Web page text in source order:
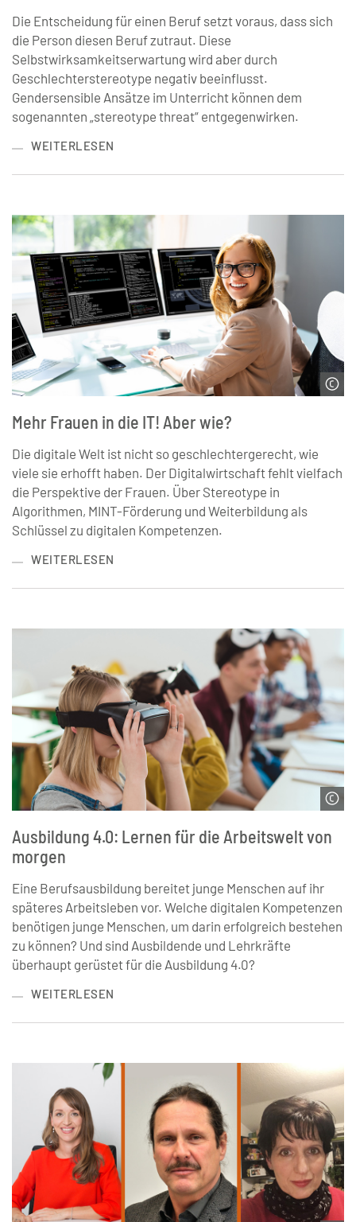
Die Entscheidung für einen Beruf setzt voraus, dass sich
die Person diesen Beruf zutraut. Diese
Selbstwirksamkeitserwartung wird aber durch
Geschlechterstereotype negativ beeinflusst.
Gendersensible Ansätze im Unterricht können dem
sogenannten „stereotype threat“ entgegenwirken.
WEITERLESEN
© AndreyPopov | iStock
Mehr Frauen in die IT! Aber wie?
Die digitale Welt ist nicht so geschlechtergerecht, wie
viele sie erhofft haben. Der Digitalwirtschaft fehlt vielfach
die Perspektive der Frauen. Über Stereotype in
Algorithmen, MINT-Förderung und Weiterbildung als
Schlüssel zu digitalen Kompetenzen.
WEITERLESEN
© LIGHTFIELD STUDIOS | stock.adobe.com
Ausbildung 4.0: Lernen für die Arbeitswelt von
morgen
Eine Berufsausbildung bereitet junge Menschen auf ihr
späteres Arbeitsleben vor. Welche digitalen Kompetenzen
benötigen junge Menschen, um darin erfolgreich bestehen
zu können? Und sind Ausbildende und Lehrkräfte
überhaupt gerüstet für die Ausbildung 4.0?
WEITERLESEN